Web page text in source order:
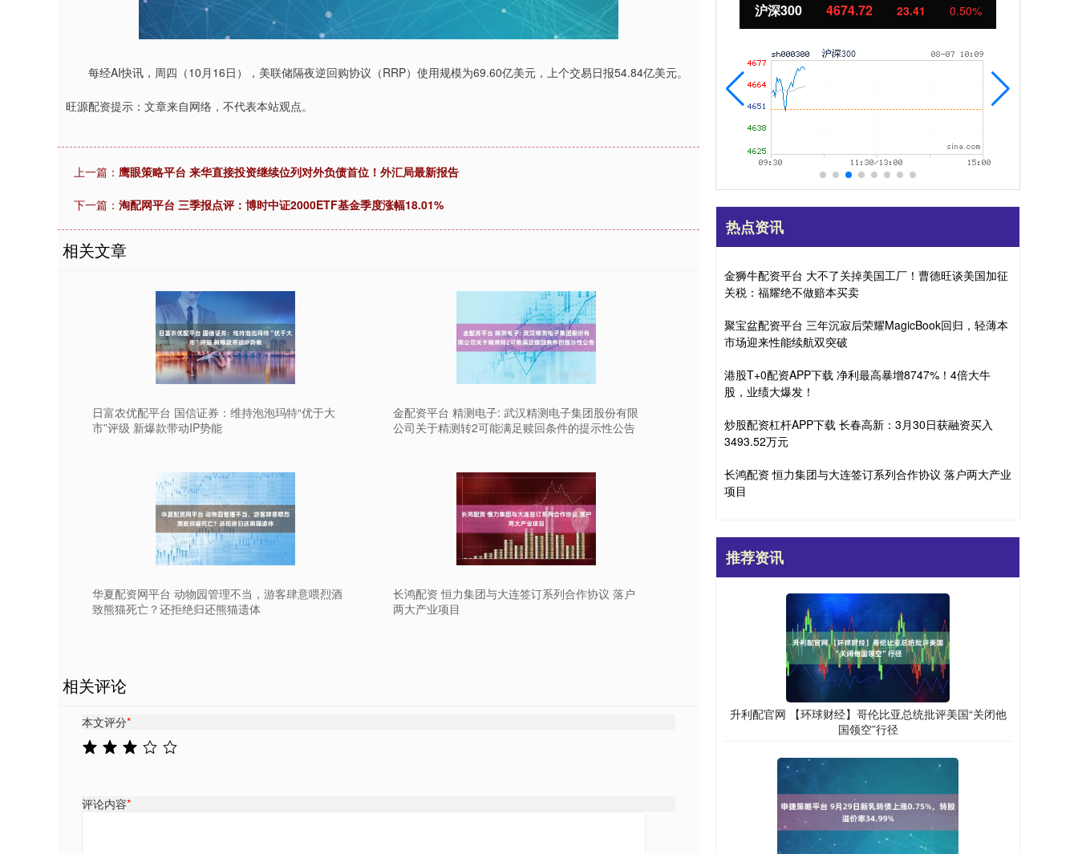
每经AI快讯，周四（10月16日），美联储隔夜逆回购协议（RRP）使用规模为69.60亿美元，上个交易日报54.84亿美元。
旺源配资提示：文章来自网络，不代表本站观点。
上一篇： 鹰眼策略平台 来华直接投资继续位列对外负债首位！外汇局最新报告
下一篇： 淘配网平台 三季报点评：博时中证2000ETF基金季度涨幅18.01%
相关文章
日富农优配平台 国信证券：维持泡泡玛特“优于大
市”评级 新爆款带动IP势能
金配资平台 精测电子: 武汉精测电子集团股份有限
公司关于精测转2可能满足赎回条件的提示性公告
华夏配资网平台 动物园管理不当，游客肆意喂烈酒
致熊猫死亡？还拒绝归还熊猫遗体
长鸿配资 恒力集团与大连签订系列合作协议 落户
两大产业项目
相关评论
本文评分*
评论内容*
深证成指 14208.46 4674.72 23.41 北证50 1120.03 -2.85 -0.25%
热点资讯
金狮牛配资平台 大不了关掉美国工厂！曹德旺谈美国加征
关税：福耀绝不做赔本买卖
聚宝盆配资平台 三年沉寂后荣耀MagicBook回归，轻薄本
市场迎来性能续航双突破
港股T+0配资APP下载 净利最高暴增8747%！4倍大牛
股，业绩大爆发！
炒股配资杠杆APP下载 长春高新：3月30日获融资买入
3493.52万元
长鸿配资 恒力集团与大连签订系列合作协议 落户两大产业
项目
推荐资讯
升利配官网 【环球财经】哥伦比亚总统批评美国“关闭他
国领空”行径